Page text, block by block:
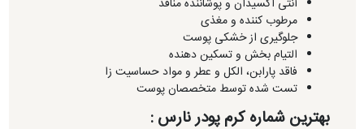
آنتی اکسیدان و پوشاننده منافذ
مرطوب کننده و مغذی
جلوگیری از خشکی پوست
التیام بخش و تسکین دهنده
فاقد پارابن، الکل و عطر و مواد حساسیت زا
تست شده توسط متخصصان پوست
بهترین شماره کرم پودر نارس :